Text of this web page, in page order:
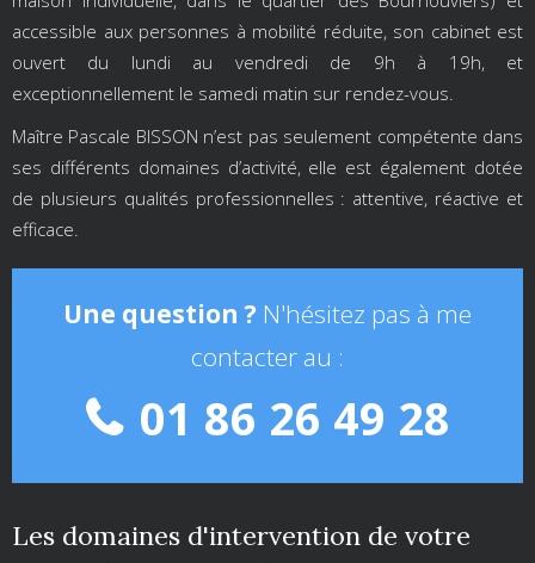
accessible aux personnes à mobilité réduite, son cabinet est
ouvert du lundi au vendredi de 9h à 19h, et
exceptionnellement le samedi matin sur rendez-vous.
Maître Pascale BISSON n’est pas seulement compétente dans
ses différents domaines d’activité, elle est également dotée
de plusieurs qualités professionnelles : attentive, réactive et
efficace.
Une question ? N'hésitez pas à me
contacter au :
01 86 26 49 28
Les domaines d'intervention de votre